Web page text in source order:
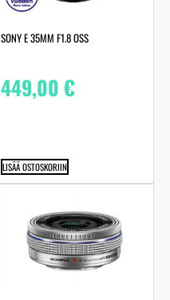
SONY E 35MM F1.8 OSS
449,00€
LISÄÄ OSTOSKORIIN